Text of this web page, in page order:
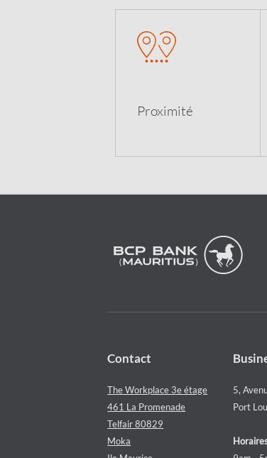
Proximité
Contact
The Workplace 3e étage
461 La Promenade
Telfair 80829
Moka
5,
Port